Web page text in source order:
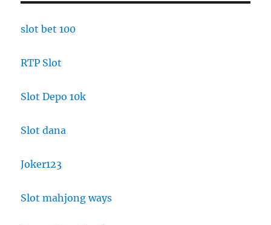
slot bet 100
RTP Slot
Slot Depo 10k
Slot dana
Joker123
Slot mahjong ways